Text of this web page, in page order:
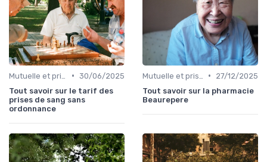
• 30/06/2025
Tout savoir sur le tarif des
prises de sang sans
ordonnance
•
27/12/2025
Tout savoir sur la pharmacie
Beaurepere